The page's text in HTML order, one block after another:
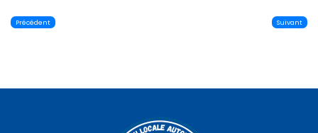
Précédent Suivant